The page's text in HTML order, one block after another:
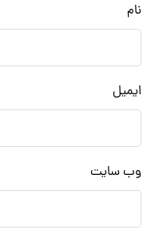
نام
ایمیل
وب‌ سایت